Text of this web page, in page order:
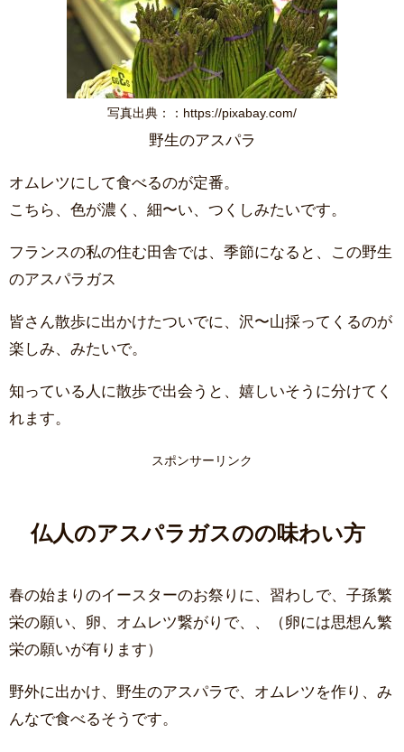
写真出典：：https://pixabay.com/
野生のアスパラ
オムレツにして食べるのが定番。
こちら、色が濃く、細〜い、つくしみたいです。
フランスの私の住む田舎では、季節になると、この野生
のアスパラガス
皆さん散歩に出かけたついでに、沢〜山採ってくるのが
楽しみ、みたいで。
知っている人に散歩で出会うと、嬉しいそうに分けてく
れます。
スポンサーリンク
仏人のアスパラガスのの味わい方
春の始まりのイースターのお祭りに、習わしで、子孫繁
栄の願い、卵、オムレツ繋がりで、、（卵には思想ん繁
栄の願いが有ります）
野外に出かけ、野生のアスパラで、オムレツを作り、み
んなで食べるそうです。